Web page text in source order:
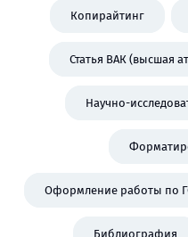
Копирайтинг
Статья ВАК (высшая
Научно-
Оформление работы по
Библиография